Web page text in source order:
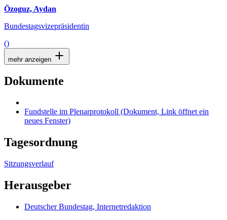
Özoguz, Aydan
Bundestagsvizepräsidentin
()
mehr anzeigen
Dokumente
Fundstelle im Plenarprotokoll (Dokument, Link öffnet ein
neues Fenster)
Tagesordnung
Sitzungsverlauf
Herausgeber
Deutscher Bundestag, Internetredaktion